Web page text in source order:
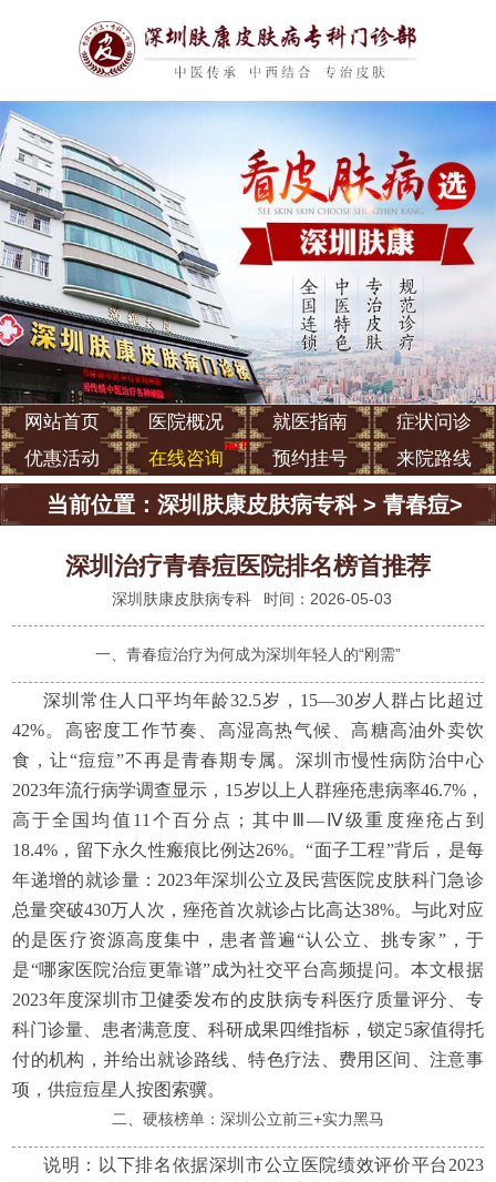
网站首页 医院概况 就医指南
症状问诊
优惠活动
在线咨询 预约挂号 来院路线
当前位置： 深圳肤康皮肤病专科> 青春痘>
深圳治疗青春痘医院排名榜首推荐
深圳肤康皮肤病专科 时间：2026-05-03
一、青春痘治疗为何成为深圳年轻人的“刚需”
深圳常住人口平均年龄32.5岁，15—30岁人群占比超过
42%。高密度工作节奏、高湿高热气候、高糖高油外卖饮
食，让“痘痘”不再是青春期专属。深圳市慢性病防治中心
2023年流行病学调查显示，15岁以上人群痤疮患病率46.7%，
高于全国均值11个百分点；其中Ⅲ—Ⅳ级重度痤疮占到
18.4%，留下永久性瘢痕比例达26%。“面子工程”背后，是每
年递增的就诊量：2023年深圳公立及民营医院皮肤科门急诊
总量突破430万人次，痤疮首次就诊占比高达38%。与此对应
的是医疗资源高度集中，患者普遍“认公立、挑专家”，于
是“哪家医院治痘更靠谱”成为社交平台高频提问。本文根据
2023年度深圳市卫健委发布的皮肤病专科医疗质量评分、专
科门诊量、患者满意度、科研成果四维指标，锁定5家值得托
付的机构，并给出就诊路线、特色疗法、费用区间、注意事
项，供痘痘星人按图索骥。
二、硬核榜单：深圳公立前三+实力黑马
说明：以下排名依据深圳市公立医院绩效评价平台2023